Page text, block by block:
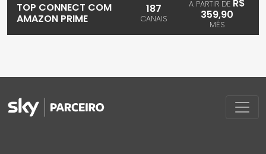
TOP CONNECT COM
AMAZON PRIME
187
CANAIS
A PARTIR DE R$
359,90
MÊS